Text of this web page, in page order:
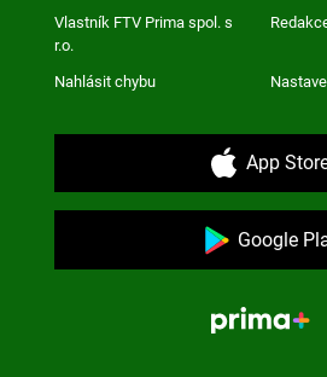
Vlastník FTV Prima spol. s
r.o.
Nahlásit chybu
App
Google